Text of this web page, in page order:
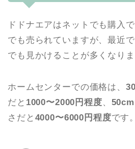
ドドナエアはネットでも購入
でも売られていますが、最近
でも見かけることが多くなりま
ホームセンターでの価格は、
だと 1000〜2000円程度、
さだと 4000〜6000円程度です。